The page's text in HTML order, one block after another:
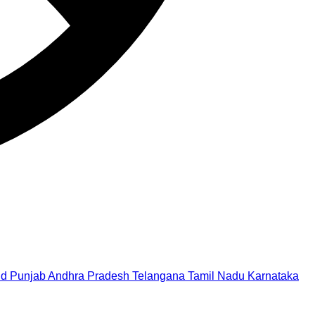
PunjabAndhra Pradesh Telangana Tamil Nadu Karnataka